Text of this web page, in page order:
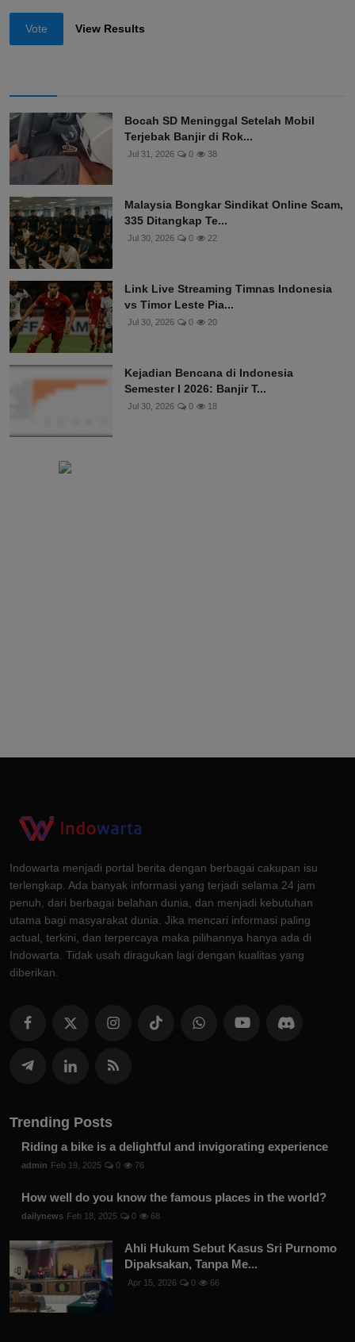
Vote View Results
Bocah SD Meninggal Setelah Mobil
Terjebak Banjir di Rok...
Jul 31, 2026 0 38
Malaysia Bongkar Sindikat Online Scam,
335 Ditangkap Te...
Jul 30, 2026 0 22
Link Live Streaming Timnas Indonesia
vs Timor Leste Pia...
Jul 30, 2026 0 20
Kejadian Bencana di Indonesia
Semester I 2026: Banjir T...
Jul 30, 2026 0 18
Indowarta menjadi portal berita dengan berbagai cakupan isu
terlengkap. Ada banyak informasi yang terjadi selama 24 jam
penuh, dari berbagai belahan dunia, dan menjadi kebutuhan
utama bagi masyarakat dunia. Jika mencari informasi paling
actual, terkini, dan terpercaya maka pilihannya hanya ada di
Indowarta. Tidak usah diragukan lagi dengan kualitas yang
diberikan.
Trending Posts
Riding a bike is a delightful and invigorating experience
admin Feb 19, 2025 0 76
How well do you know the famous places in the world?
dailynews Feb 18, 2025 0 68
Ahli Hukum Sebut Kasus Sri Purnomo
Dipaksakan, Tanpa Me...
Apr 15, 2026 0 66